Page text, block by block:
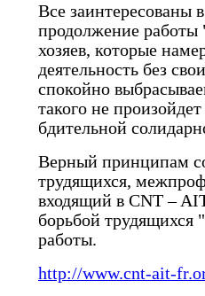
Все заинтересованы
продолжение
хозяев, которые
деятельность без
спокойно
такого не
бдительной
Верный принципам
трудящихся,
входящий в CNT –
борьбой трудящихся
работы.
http://www.cnt-ait-